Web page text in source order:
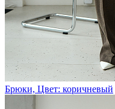
Брюки, Цвет: коричневый